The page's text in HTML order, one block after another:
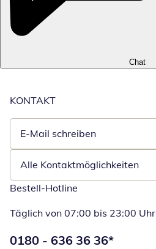
Chat
KONTAKT
E-Mail schreiben
Öffnet E-Mail-Client
Alle Kontaktmöglichkeiten
Bestell-Hotline
Täglich von 07:00 bis 23:00 Uhr
Telefonnummer:
0180 - 636 36 36*